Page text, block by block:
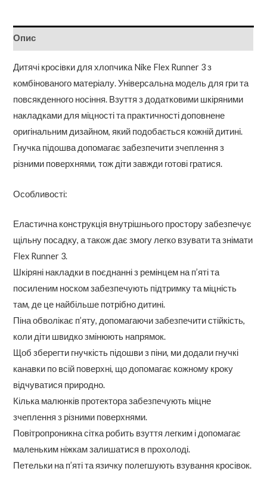
Опис
Дитячі кросівки для хлопчика Nike Flex Runner 3 з
комбінованого матеріалу. Універсальна модель для гри та
повсякденного носіння. Взуття з додатковими шкіряними
накладками для міцності та практичності доповнене
оригінальним дизайном, який подобається кожній дитині.
Гнучка підошва допомагає забезпечити зчеплення з
різними поверхнями, тож діти завжди готові гратися.
Особливості:
Еластична конструкція внутрішнього простору забезпечує
щільну посадку, а також дає змогу легко взувати та знімати
Flex Runner 3.
Шкіряні накладки в поєднанні з ремінцем на п’яті та
посиленим носком забезпечують підтримку та міцність
там, де це найбільше потрібно дитині.
Піна обволікає п’яту, допомагаючи забезпечити стійкість,
коли діти швидко змінюють напрямок.
Щоб зберегти гнучкість підошви з піни, ми додали гнучкі
канавки по всій поверхні, що допомагає кожному кроку
відчуватися природно.
Кілька малюнків протектора забезпечують міцне
зчеплення з різними поверхнями.
Повітропроникна сітка робить взуття легким і допомагає
маленьким ніжкам залишатися в прохолоді.
Петельки на п’яті та язичку полегшують взування кросівок.